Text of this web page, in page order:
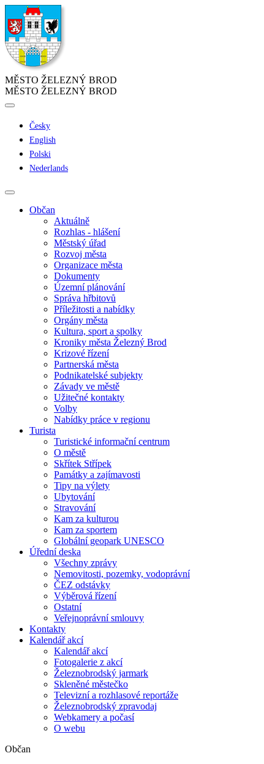
MĚSTO ŽELEZNÝ BROD
MĚSTO ŽELEZNÝ BROD
Česky
English
Polski
Nederlands
Občan
Aktuálně
Rozhlas - hlášení
Městský úřad
Rozvoj města
Organizace města
Dokumenty
Územní plánování
Správa hřbitovů
Příležitosti a nabídky
Orgány města
Kultura, sport a spolky
Kroniky města Železný Brod
Krizové řízení
Partnerská města
Podnikatelské subjekty
Závady ve městě
Užitečné kontakty
Volby
Nabídky práce v regionu
Turista
Turistické informační centrum
O městě
Skřítek Střípek
Památky a zajímavosti
Tipy na výlety
Ubytování
Stravování
Kam za kulturou
Kam za sportem
Globální geopark UNESCO
Úřední deska
Všechny zprávy
Nemovitosti, pozemky, vodoprávní
ČEZ odstávky
Výběrová řízení
Ostatní
Veřejnoprávní smlouvy
Kontakty
Kalendář akcí
Kalendář akcí
Fotogalerie z akcí
Železnobrodský jarmark
Skleněné městečko
Televizní a rozhlasové reportáže
Železnobrodský zpravodaj
Webkamery a počasí
O webu
Občan